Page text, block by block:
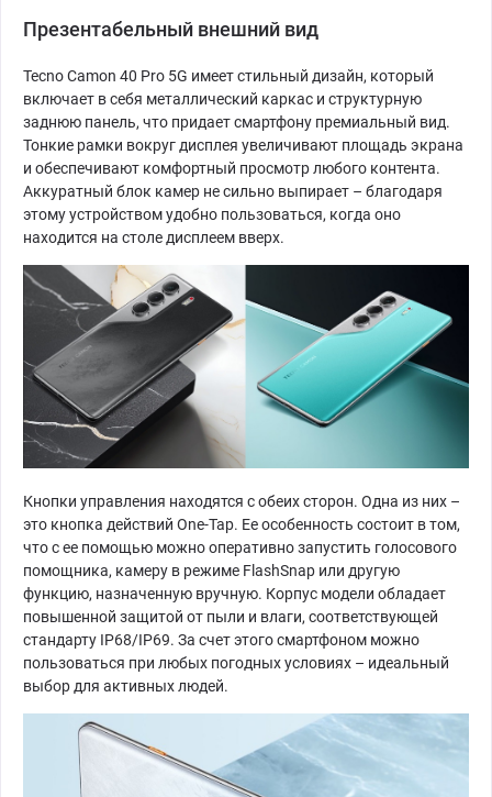
Презентабельный внешний вид
Tecno Camon 40 Pro 5G имеет стильный дизайн, который
включает в себя металлический каркас и структурную
заднюю панель, что придает смартфону премиальный вид.
Тонкие рамки вокруг дисплея увеличивают площадь экрана
и обеспечивают комфортный просмотр любого контента.
Аккуратный блок камер не сильно выпирает – благодаря
этому устройством удобно пользоваться, когда оно
находится на столе дисплеем вверх.
Кнопки управления находятся с обеих сторон. Одна из них –
это кнопка действий One-Tap. Ее особенность состоит в том,
что с ее помощью можно оперативно запустить голосового
помощника, камеру в режиме FlashSnap или другую
функцию, назначенную вручную. Корпус модели обладает
повышенной защитой от пыли и влаги, соответствующей
стандарту IP68/IP69. За счет этого смартфоном можно
пользоваться при любых погодных условиях – идеальный
выбор для активных людей.